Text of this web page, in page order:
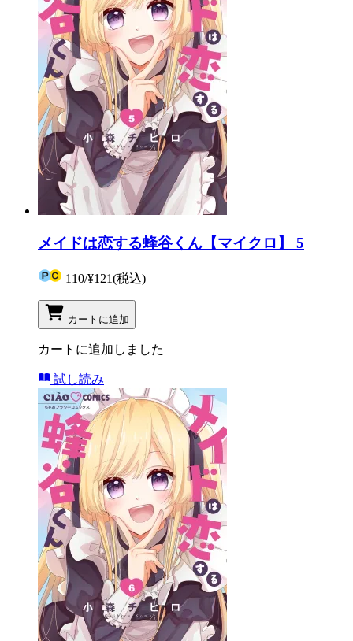
メイドは恋する蜂谷くん【マイクロ】 5
110/¥121(税込)
カートに追加
カートに追加しました
試し読み